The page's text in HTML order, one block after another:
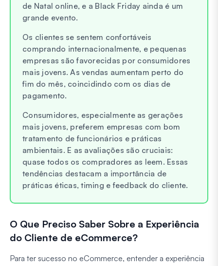
de Natal online, e a Black Friday ainda é um
grande evento.
Os clientes se sentem confortáveis
comprando internacionalmente, e pequenas
empresas são favorecidas por consumidores
mais jovens. As vendas aumentam perto do
fim do mês, coincidindo com os dias de
pagamento.
Consumidores, especialmente as gerações
mais jovens, preferem empresas com bom
tratamento de funcionários e práticas
ambientais. E as avaliações são cruciais:
quase todos os compradores as leem. Essas
tendências destacam a importância de
práticas éticas, timing e feedback do cliente.
O Que Preciso Saber Sobre a Experiência
do Cliente de eCommerce?
Para ter sucesso no eCommerce, entender a experiência